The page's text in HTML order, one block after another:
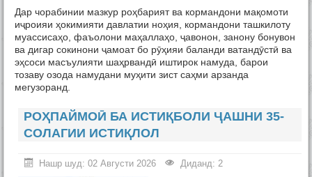
Дар чорабинии мазкур роҳбарият ва кормандони мақомоти
иҷроияи ҳокимияти давлатии ноҳия, кормандони ташкилоту
муассисаҳо, фаъолони маҳаллаҳо, ҷавонон, занону бонувон
ва дигар сокинони ҷамоат бо рӯҳияи баланди ватандӯстӣ ва
эҳсоси масъулияти шаҳрвандӣ иштирок намуда, барои
тозаву озода намудани муҳити зист саҳми арзанда
мегузоранд.
РОҲПАЙМОӢ БА ИСТИҚБОЛИ ҶАШНИ 35-
СОЛАГИИ ИСТИҚЛОЛ
Нашр шуд: 02 Августи 2026 Диданд: 2